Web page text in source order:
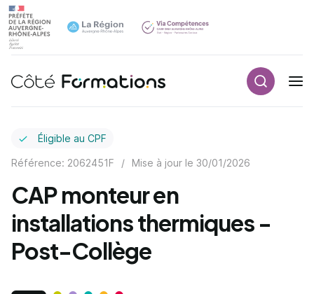
Navigation principale
Éligible au CPF
Référence: 2062451F / Mise à jour le 30/01/2026
CAP monteur en
installations thermiques -
Post-Collège